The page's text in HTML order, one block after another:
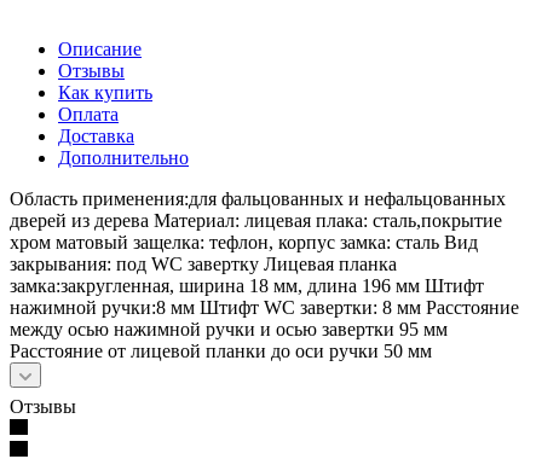
Описание
Отзывы
Как купить
Оплата
Доставка
Дополнительно
Область применения:для фальцованных и нефальцованных
дверей из дерева Материал: лицевая плака: сталь,покрытие
хром матовый защелка: тефлон, корпус замка: сталь Вид
закрывания: под WC завертку Лицевая планка
замка:закругленная, ширина 18 мм, длина 196 мм Штифт
нажимной ручки:8 мм Штифт WC завертки: 8 мм Расстояние
между осью нажимной ручки и осью завертки 95 мм
Расстояние от лицевой планки до оси ручки 50 мм
Отзывы